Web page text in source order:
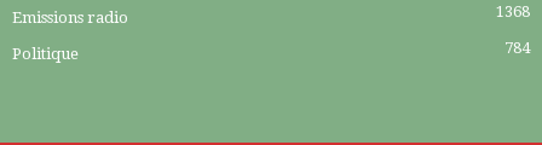
Emissions radio 1368
Politique 784